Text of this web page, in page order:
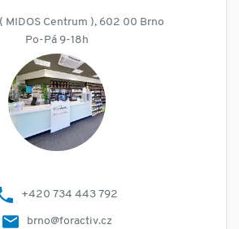
MIDOS Centrum ), 602 00 Brno
Po-Pá 9-18h
+420 734 443 792
brno@foractiv.cz